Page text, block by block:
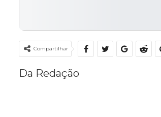
Compartilhar
Da Redação